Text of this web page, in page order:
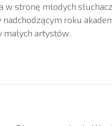
stronę młodych
roku
artystów.